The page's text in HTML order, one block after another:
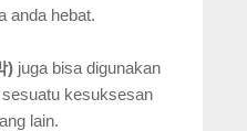
anda hebat.
) juga bisa digunakan
kesuksesan
lain.